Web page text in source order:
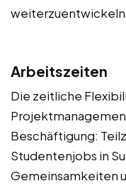
Arbeitszeiten
Die zeitliche
Beschäftigung:
Studentenjobs in
Gemeinsamkeiten